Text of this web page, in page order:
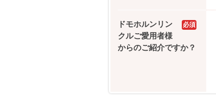
必須
ドモホルンリン
クルご愛用者様
からのご紹介ですか？